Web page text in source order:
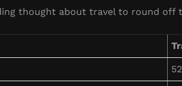
thought about travel to round off
52